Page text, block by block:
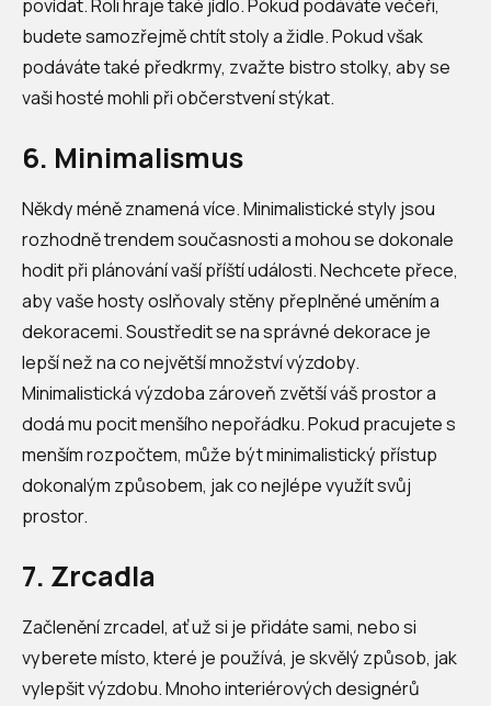
povídat. Roli hraje také jídlo. Pokud podáváte večeři,
budete samozřejmě chtít stoly a židle. Pokud však
podáváte také předkrmy, zvažte bistro stolky, aby se
vaši hosté mohli při občerstvení stýkat.
6. Minimalismus
Někdy méně znamená více. Minimalistické styly jsou
rozhodně trendem současnosti a mohou se dokonale
hodit při plánování vaší příští události. Nechcete přece,
aby vaše hosty oslňovaly stěny přeplněné uměním a
dekoracemi. Soustředit se na správné dekorace je
lepší než na co největší množství výzdoby.
Minimalistická výzdoba zároveň zvětší váš prostor a
dodá mu pocit menšího nepořádku. Pokud pracujete s
menším rozpočtem, může být minimalistický přístup
dokonalým způsobem, jak co nejlépe využít svůj
prostor.
7. Zrcadla
Začlenění zrcadel, ať už si je přidáte sami, nebo si
vyberete místo, které je používá, je skvělý způsob, jak
vylepšit výzdobu. Mnoho interiérových designérů